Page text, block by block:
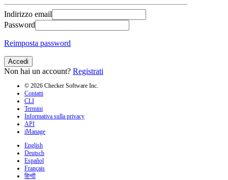
Indirizzo email
Password
Reimposta password
Accedi
Non hai un account? Registrati
© 2026 Checker Software Inc.
Contatti
CLI
Termini
Informativa sulla privacy
API
iManage
English
Deutsch
Español
Français
हिन्दी